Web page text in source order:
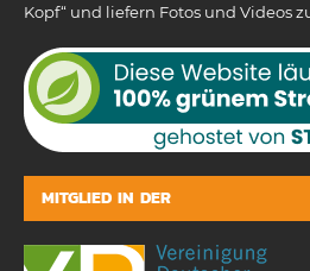
Kopf“ und liefern Fotos und Videos
MITGLIED IN DER